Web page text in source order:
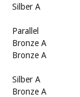
Silber A
Parallel
Bronze A
Bronze A
Silber A
Bronze A